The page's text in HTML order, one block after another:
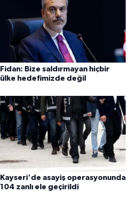
Fidan: Bize saldırmayan hiçbir
ülke hedefimizde değil
Kayseri'de asayiş operasyonunda
104 zanlı ele geçirildi